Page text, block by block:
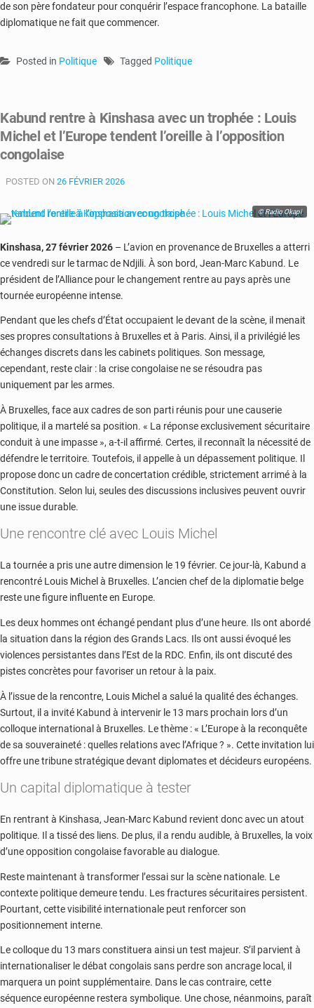
de son père fondateur pour conquérir l’espace francophone. La bataille
diplomatique ne fait que commencer.
Posted in Politique Tagged Politique
Kabund rentre à Kinshasa avec un trophée : Louis
Michel et l’Europe tendent l’oreille à l’opposition
congolaise
POSTED ON 26 FÉVRIER 2026
© Radio Okapi
Kinshasa, 27 février 2026 – L’avion en provenance de Bruxelles a atterri
ce vendredi sur le tarmac de Ndjili. À son bord, Jean-Marc Kabund. Le
président de l’Alliance pour le changement rentre au pays après une
tournée européenne intense.
Pendant que les chefs d’État occupaient le devant de la scène, il menait
ses propres consultations à Bruxelles et à Paris. Ainsi, il a privilégié les
échanges discrets dans les cabinets politiques. Son message,
cependant, reste clair : la crise congolaise ne se résoudra pas
uniquement par les armes.
À Bruxelles, face aux cadres de son parti réunis pour une causerie
politique, il a martelé sa position. « La réponse exclusivement sécuritaire
conduit à une impasse », a-t-il affirmé. Certes, il reconnaît la nécessité de
défendre le territoire. Toutefois, il appelle à un dépassement politique. Il
propose donc un cadre de concertation crédible, strictement arrimé à la
Constitution. Selon lui, seules des discussions inclusives peuvent ouvrir
une issue durable.
Une rencontre clé avec Louis Michel
La tournée a pris une autre dimension le 19 février. Ce jour-là, Kabund a
rencontré Louis Michel à Bruxelles. L’ancien chef de la diplomatie belge
reste une figure influente en Europe.
Les deux hommes ont échangé pendant plus d’une heure. Ils ont abordé
la situation dans la région des Grands Lacs. Ils ont aussi évoqué les
violences persistantes dans l’Est de la RDC. Enfin, ils ont discuté des
pistes concrètes pour favoriser un retour à la paix.
À l’issue de la rencontre, Louis Michel a salué la qualité des échanges.
Surtout, il a invité Kabund à intervenir le 13 mars prochain lors d’un
colloque international à Bruxelles. Le thème : « L’Europe à la reconquête
de sa souveraineté : quelles relations avec l’Afrique ? ». Cette invitation lui
offre une tribune stratégique devant diplomates et décideurs européens.
Un capital diplomatique à tester
En rentrant à Kinshasa, Jean-Marc Kabund revient donc avec un atout
politique. Il a tissé des liens. De plus, il a rendu audible, à Bruxelles, la voix
d’une opposition congolaise favorable au dialogue.
Reste maintenant à transformer l’essai sur la scène nationale. Le
contexte politique demeure tendu. Les fractures sécuritaires persistent.
Pourtant, cette visibilité internationale peut renforcer son
positionnement interne.
Le colloque du 13 mars constituera ainsi un test majeur. S’il parvient à
internationaliser le débat congolais sans perdre son ancrage local, il
marquera un point supplémentaire. Dans le cas contraire, cette
séquence européenne restera symbolique. Une chose, néanmoins, paraît